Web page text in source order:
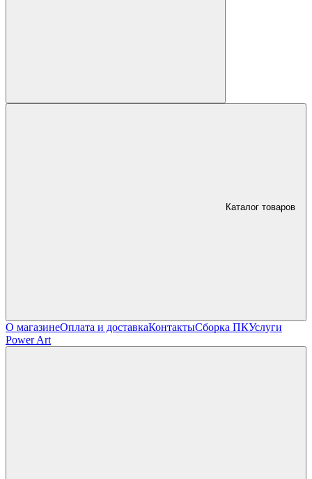
Каталог товаров
О магазинеОплата и доставкаКонтактыСборка ПКУслуги
Power Art